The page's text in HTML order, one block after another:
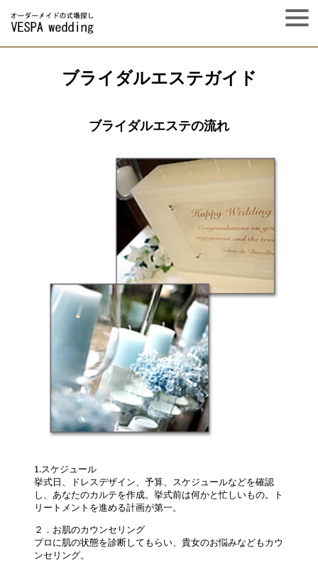
ブライダルエステガイド
ブライダルエステの流れ
1.スケジュール
挙式日、ドレスデザイン、予算、スケジュールなどを確認
し、あなたのカルテを作成。挙式前は何かと忙しいもの。ト
リートメントを進める計画が第一。
２．お肌のカウンセリング
プロに肌の状態を診断してもらい、貴女のお悩みなどもカウ
ンセリング。